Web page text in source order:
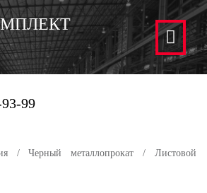
99
/Черный металлопрокат /Листовой